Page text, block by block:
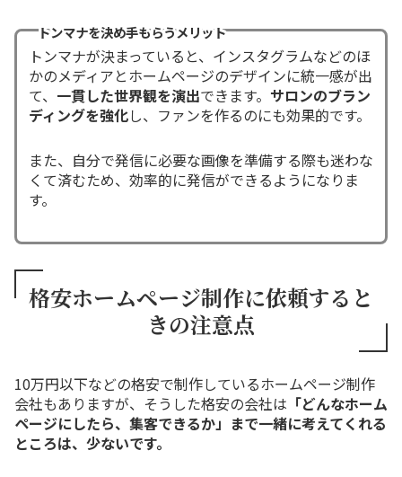
トンマナを決め手もらうメリット
トンマナが決まっていると、インスタグラムなどのほ
かのメディアとホームページのデザインに統一感が出
て、 一貫した世界観を演出できます。 サロンのブラン
ディングを強化し、ファンを作るのにも効果的です。
また、自分で発信に必要な画像を準備する際も迷わな
くて済むため、効率的に発信ができるようになりま
す。
格安ホームページ制作に依頼すると
きの注意点
10万円以下などの格安で制作しているホームページ制作
会社もありますが、そうした格安の会社は 「どんなホーム
ページにしたら、集客できるか」まで一緒に考えてくれる
ところは、少ないです。